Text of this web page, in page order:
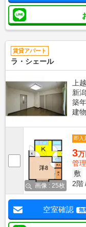
賃貸アパート
ラ・シェール
上
新
築
建
画像 : 25枚
即入
3万
管
敷
2階
空室確認 無